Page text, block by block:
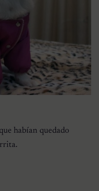
habían quedado